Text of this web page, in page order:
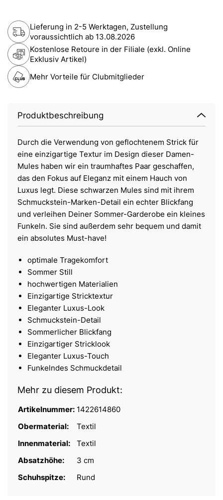
Lieferung in 2-5 Werktagen, Zustellung
voraussichtlich ab 13.08.2026
Kostenlose Retoure in der Filiale (exkl. Online
Exklusiv Artikel)
Mehr Vorteile für Clubmitglieder
Produktbeschreibung
Durch die Verwendung von geflochtenem Strick für
eine einzigartige Textur im Design dieser Damen-
Mules haben wir ein traumhaftes Paar geschaffen,
das den Fokus auf Eleganz mit einem Hauch von
Luxus legt. Diese schwarzen Mules sind mit ihrem
Schmuckstein-Marken-Detail ein echter Blickfang
und verleihen Deiner Sommer-Garderobe ein kleines
Funkeln. Sie sind außerdem sehr bequem und damit
ein absolutes Must-have!
optimale Tragekomfort
Sommer Still
hochwertigen Materialien
Einzigartige Stricktextur
Eleganter Luxus-Look
Schmuckstein-Detail
Sommerlicher Blickfang
Einzigartiger Stricklook
Eleganter Luxus-Touch
Funkelndes Schmuckdetail
Mehr zu diesem Produkt:
Artikelnummer: 1422614860
Obermaterial:
Textil
Innenmaterial:
Textil
Absatzhöhe:
3 cm
Schuhspitze:
Rund